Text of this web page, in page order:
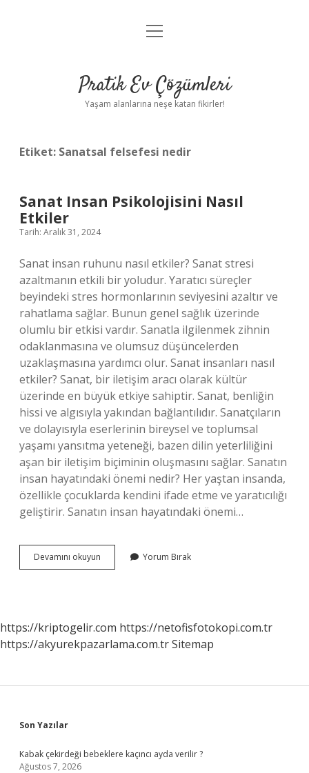
Anasayfa
Yasal Uyarı
menüyü
Pratik Ev Çözümleri
Yaşam alanlarına neşe katan fikirler!
Etiket: Sanatsal felsefesi nedir
Sanat Insan Psikolojisini Nasıl
Etkiler
Tarih: Aralık 31, 2024
Sanat insan ruhunu nasıl etkiler? Sanat stresi
azaltmanın etkili bir yoludur. Yaratıcı süreçler
beyindeki stres hormonlarının seviyesini azaltır ve
rahatlama sağlar. Bunun genel sağlık üzerinde
olumlu bir etkisi vardır. Sanatla ilgilenmek zihnin
odaklanmasına ve olumsuz düşüncelerden
uzaklaşmasına yardımcı olur. Sanat insanları nasıl
etkiler? Sanat, bir iletişim aracı olarak kültür
üzerinde en büyük etkiye sahiptir. Sanat, benliğin
hissi ve algısıyla yakından bağlantılıdır. Sanatçıların
ve dolayısıyla eserlerinin bireysel ve toplumsal
yaşamı yansıtma yeteneği, bazen dilin yeterliliğini
aşan bir iletişim biçiminin oluşmasını sağlar. Sanatın
insan hayatındaki önemi nedir? Her yaştan insanda,
özellikle çocuklarda kendini ifade etme ve yaratıcılığı
geliştirir. Sanatın insan hayatındaki önemi…
Devamını okuyun
Insan
Yorum Bırak
https://kriptogelir.com https://netofisfotokopi.com.tr
https://akyurekpazarlama.com.trSitemap
Sidebar
Son Yazılar
Kabak çekirdeği bebeklere kaçıncı ayda verilir ?
Ağustos 7, 2026